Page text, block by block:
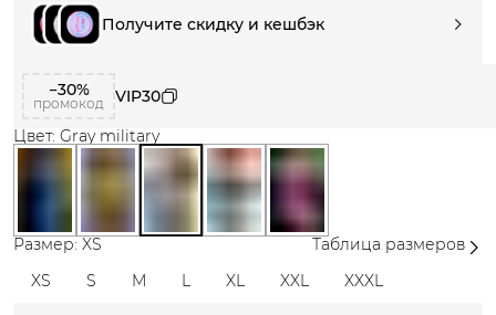
Получите скидку и кешбэк
−30%
промокод
VIP30
Цвет: Gray military
Размер: XS
Таблица размеров
XS
S M L XL XXL XXXL